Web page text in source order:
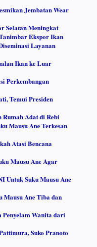
Jembatan Wear
Selatan Meningkat
Ekspor Ikan
Layanan
Ikan ke Luar
Perkembangan
Temui Presiden
Adat di Rebi
Mausu Ane Terkesan
Atasi Bencana
Mausu Ane Agar
Untuk Suku Mausu Ane
Mausu Ane Tiba dan
Penyelam Wanita dari
Suko Pranoto